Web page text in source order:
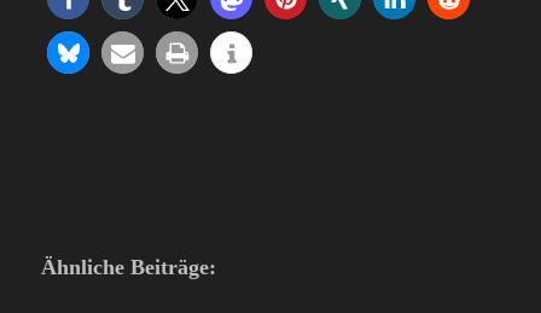
Ähnliche Beiträge: